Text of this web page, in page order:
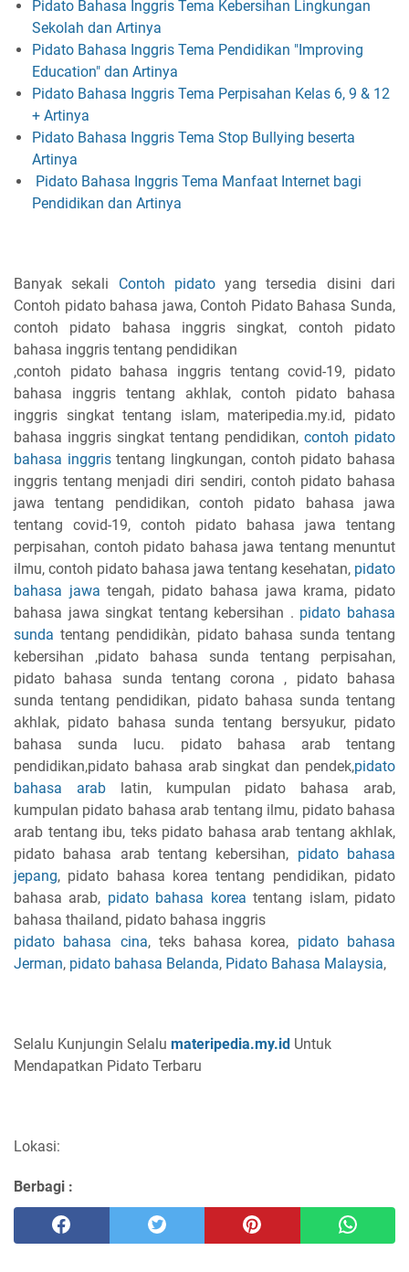
Pidato Bahasa Inggris Tema Kebersihan Lingkungan
Sekolah dan Artinya
Pidato Bahasa Inggris Tema Pendidikan "Improving
Education" dan Artinya
Pidato Bahasa Inggris Tema Perpisahan Kelas 6, 9 & 12
+ Artinya
Pidato Bahasa Inggris Tema Stop Bullying beserta
Artinya
Pidato Bahasa Inggris Tema Manfaat Internet bagi
Pendidikan dan Artinya
Banyak sekali Contoh pidatoyang tersedia disini dari
Contoh pidato bahasa jawa, Contoh Pidato Bahasa Sunda,
contoh pidato bahasa inggris singkat, contoh pidato
bahasa inggris tentang pendidikan
,contoh pidato bahasa inggris tentang covid-19, pidato
bahasa inggris tentang akhlak, contoh pidato bahasa
inggris singkat tentang islam, materipedia.my.id, pidato
bahasa inggris singkat tentang pendidikan, contoh pidato
bahasa inggristentang lingkungan, contoh pidato bahasa
inggris tentang menjadi diri sendiri, contoh pidato bahasa
jawa tentang pendidikan, contoh pidato bahasa jawa
tentang covid-19, contoh pidato bahasa jawa tentang
perpisahan, contoh pidato bahasa jawa tentang menuntut
ilmu, contoh pidato bahasa jawa tentang kesehatan, pidato
bahasa jawa tengah, pidato bahasa jawa krama, pidato
bahasa jawa singkat tentang kebersihan . pidato bahasa
sunda tentang pendidikàn, pidato bahasa sunda tentang
kebersihan ,pidato bahasa sunda tentang perpisahan,
pidato bahasa sunda tentang corona , pidato bahasa
sunda tentang pendidikan, pidato bahasa sunda tentang
akhlak, pidato bahasa sunda tentang bersyukur, pidato
bahasa sunda lucu. pidato bahasa arab tentang
pendidikan,pidato bahasa arab singkat dan pendek,pidato
bahasa arablatin, kumpulan pidato bahasa arab,
kumpulan pidato bahasa arab tentang ilmu, pidato bahasa
arab tentang ibu, teks pidato bahasa arab tentang akhlak,
pidato bahasa arab tentang kebersihan, pidato bahasa
jepang, pidato bahasa korea tentang pendidikan, pidato
bahasa arab, pidato bahasa korea tentang islam, pidato
bahasa thailand, pidato bahasa inggris
pidato bahasa cina, teks bahasa korea, pidato bahasa
Jerman, pidato bahasa Belanda, Pidato Bahasa Malaysia,
Selalu Kunjungin Selalu materipedia.my.id Untuk
Mendapatkan Pidato Terbaru
Lokasi:
Berbagi :